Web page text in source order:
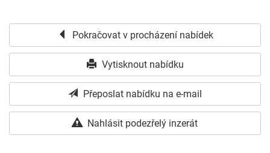
Pokračovat v procházení nabídek
Vytisknout nabídku
Přeposlat nabídku na e-mail
Nahlásit podezřelý inzerát